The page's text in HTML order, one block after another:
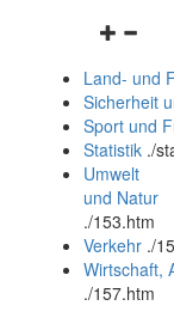
und
schließen
Land- und
Sicherheit
Sport und
Statistik ./
Umwelt
und Natur
./153.htm
Verkehr ./
Wirtschaft,
./157.htm